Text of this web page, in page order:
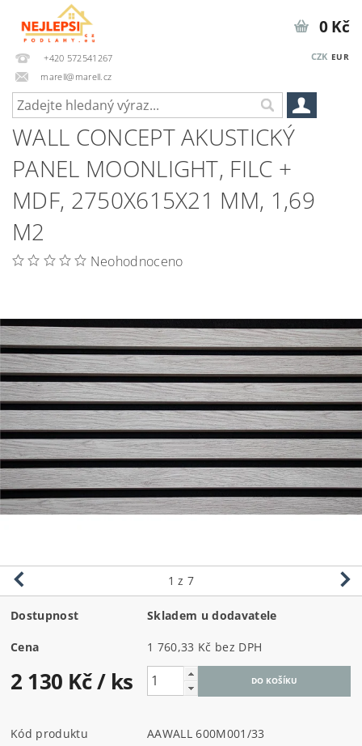
+420 572541267
marell@marell.cz
CZK EUR
0 Kč
WALL CONCEPT AKUSTICKÝ
PANEL MOONLIGHT, FILC +
MDF, 2750X615X21 MM, 1,69
M2
Neohodnoceno
1 z 7
Dostupnost Skladem u dodavatele
Cena 1 760,33 Kč bez DPH
2 130 Kč/ ks
Kód produktu
AAWALL 600M001/33